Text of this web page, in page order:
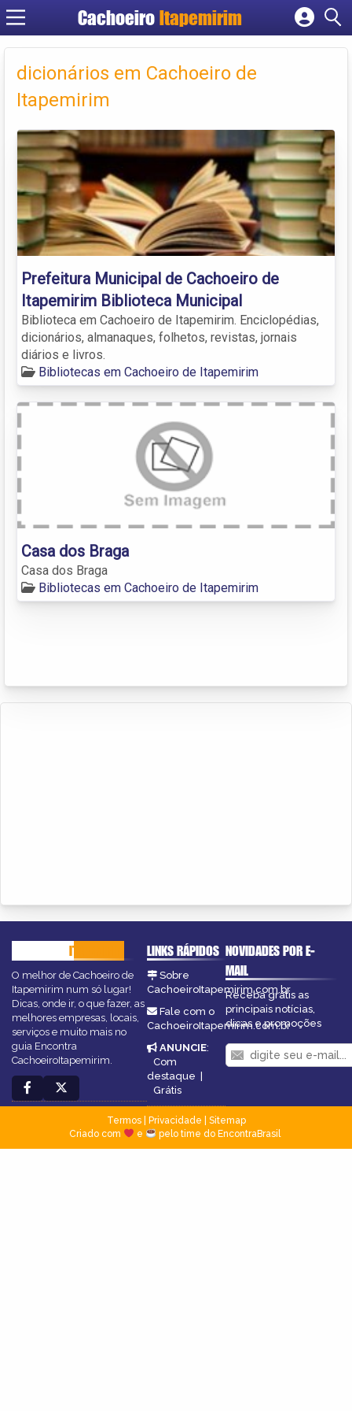
Cachoeiro Itapemirim
Cadastrar empresa
Criar conta
dicionários em Cachoeiro de
Itapemirim
Prefeitura Municipal de Cachoeiro de
Itapemirim Biblioteca Municipal
Biblioteca em Cachoeiro de Itapemirim. Enciclopédias,
dicionários, almanaques, folhetos, revistas, jornais
diários e livros.
Bibliotecas em Cachoeiro de Itapemirim
Casa dos Braga
Casa dos Braga
Bibliotecas em Cachoeiro de Itapemirim
ITAPEMIRIM
O melhor de Cachoeiro de
Itapemirim num só lugar!
Dicas, onde ir, o que fazer, as
melhores empresas, locais,
serviços e muito mais no
guia Encontra
CachoeiroItapemirim.
LINKS RÁPIDOS
Sobre
CachoeiroItapemirim.com.br
Fale com o
CachoeiroItapemirim.com.br
ANUNCIE:
Com
destaque |
Grátis
NOVIDADES POR E-
MAIL
Receba grátis as
principais notícias,
dicas e promoções
Termos| Privacidade
Sitemap
Criado com
e pelo time do EncontraBrasil